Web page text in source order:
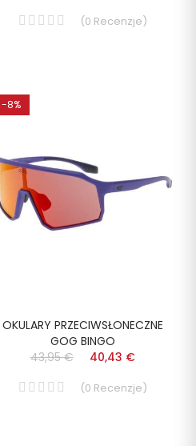
(0 Recenzje)
-8%
OKULARY PRZECIWSŁONECZNE
GOG BINGO
43,95 €
40,43 €
(0 Recenzje)